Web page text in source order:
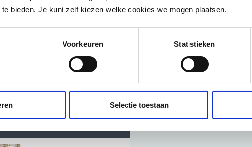
bieden. Je kunt zelf kiezen welke cookies we mogen plaatsen.
Voorkeuren Statistieken
Selectie toestaan
nieuwe organisatiestructuur waarin de rol en het groeipad van elke
implementatieplan dat op korte termijn acties aanstuurt, met
organisatiecultuur die bewuste keuzes stimuleert zodat men